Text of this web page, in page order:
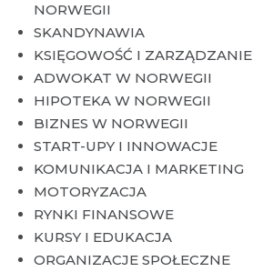
NORWEGII
SKANDYNAWIA
KSIĘGOWOŚĆ I ZARZĄDZANIE
ADWOKAT W NORWEGII
HIPOTEKA W NORWEGII
BIZNES W NORWEGII
START-UPY I INNOWACJE
KOMUNIKACJA I MARKETING
MOTORYZACJA
RYNKI FINANSOWE
KURSY I EDUKACJA
ORGANIZACJE SPOŁECZNE